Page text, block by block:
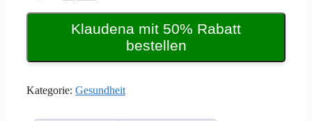
53,98 €26,99 €.
Klaudena mit 50% Rabatt
bestellen
Kategorie: Gesundheit